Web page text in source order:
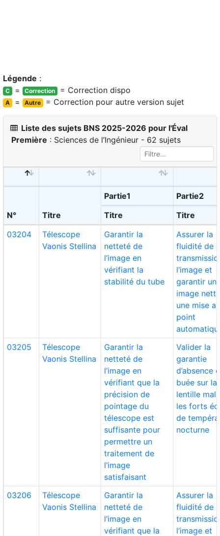
Légende :
C = Correction = Correction dispo
A = Autre = Correction pour autre version sujet
Liste des sujets BNS 2025-2026 pour l'Éval
Première : Sciences de l’Ingénieur - 62 sujets
N° Titre
Partie1
Partie2
Titre
Titre
03204
Télescope
Vaonis Stellina
Garantir la
netteté de
l’image en
vérifiant la
stabilité du tube
Assurer la
fluidité de
l’image et
garantir
image
une mise
point
03205
Télescope
Vaonis Stellina
Garantir la
netteté de
l’image en
vérifiant que la
précision de
pointage du
télescope est
suffisante pour
permettre un
traitement de
l’image
satisfaisant
Valider la
garantie
d’absence
buée sur la
lentille
les forts
de
nocturne
03206
Télescope
Vaonis Stellina
Garantir la
netteté de
l’image en
vérifiant que la
Assurer la
fluidité de
l’image et